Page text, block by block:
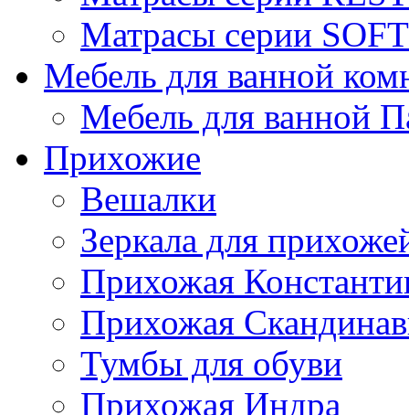
Матрасы серии SOFT
Мебель для ванной
Мебель для ванной
Прихожие
Вешалки
Зеркала для
Прихожая
Прихожая
Тумбы для обуви
Прихожая Индра